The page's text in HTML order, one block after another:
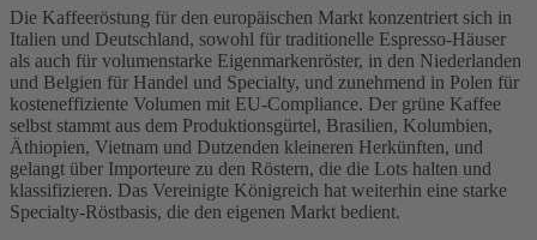
Die Kaffeeröstung für den europäischen Markt konzentriert sich in
Italien und Deutschland, sowohl für traditionelle Espresso-Häuser
als auch für volumenstarke Eigenmarkenröster, in den Niederlanden
und Belgien für Handel und Specialty, und zunehmend in Polen für
kosteneffiziente Volumen mit EU-Compliance. Der grüne Kaffee
selbst stammt aus dem Produktionsgürtel, Brasilien, Kolumbien,
Äthiopien, Vietnam und Dutzenden kleineren Herkünften, und
gelangt über Importeure zu den Röstern, die die Lots halten und
klassifizieren. Das Vereinigte Königreich hat weiterhin eine starke
Specialty-Röstbasis, die den eigenen Markt bedient.